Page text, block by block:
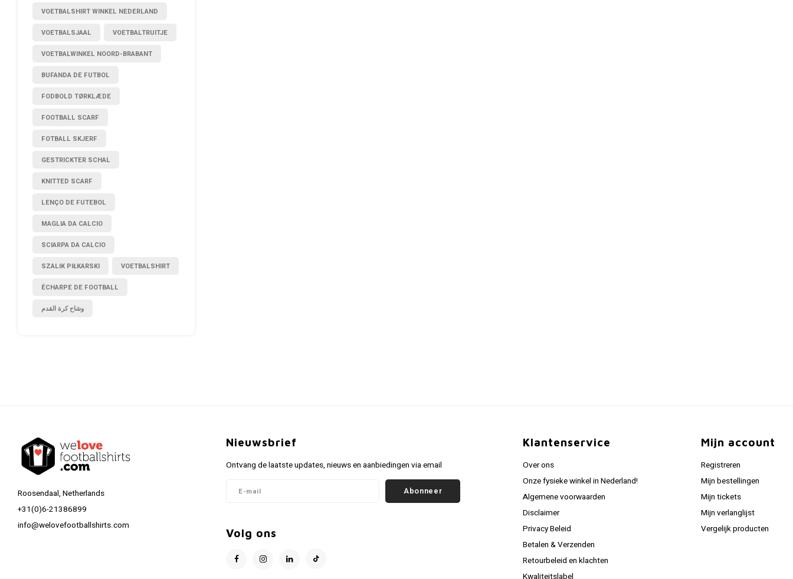
VOETBALSHIRT WINKEL NEDERLAND
VOETBALSJAAL VOETBALTRUITJE
VOETBALWINKEL NOORD-BRABANT
BUFANDA DE FUTBOL
FODBOLD TØRKLÆDE
FOOTBALL SCARF
FOTBALL SKJERF
GESTRICKTER SCHAL
KNITTED SCARF
LENÇO DE FUTEBOL
MAGLIA DA CALCIO
SCIARPA DA CALCIO
SZALIK PIŁKARSKI VOETBALSHIRT
ÉCHARPE DE FOOTBALL
وشاح كرة القدم
Roosendaal, Netherlands
+31(0)6-21386899
info@welovefootballshirts.com
Nieuwsbrief
Ontvang de laatste updates, nieuws en aanbiedingen via email
Abonneer
Volg ons
Klantenservice
Over ons
Onze fysieke winkel in Nederland!
Algemene voorwaarden
Disclaimer
Privacy Beleid
Betalen & Verzenden
Retourbeleid en klachten
Kwaliteitslabel
Mijn account
Registreren
Mijn bestellingen
Mijn tickets
Mijn verlanglijst
Vergelijk producten